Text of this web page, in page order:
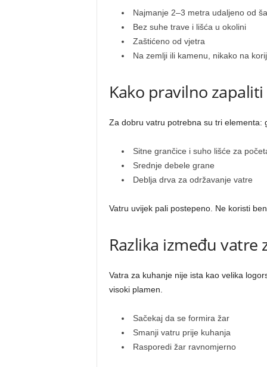
Najmanje 2–3 metra udaljeno od
Bez suhe trave i lišća u okolini
Zaštićeno od vjetra
Na zemlji ili kamenu, nikako na
Kako pravilno
Za dobru vatru potrebna su tri elementa:
Sitne grančice i suho lišće za
Srednje debele grane
Deblja drva za održavanje vatre
Vatru uvijek pali postepeno. Ne koristi
Razlika između vatre
Vatra za kuhanje nije ista kao velika
visoki plamen.
Sačekaj da se formira žar
Smanji vatru prije kuhanja
Rasporedi žar ravnomjerno